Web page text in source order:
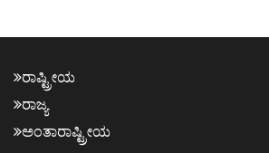
ರಾಷ್ಟ್ರೀಯ
ರಾಜ್ಯ
ಅಂತಾರಾಷ್ಟ್ರೀಯ